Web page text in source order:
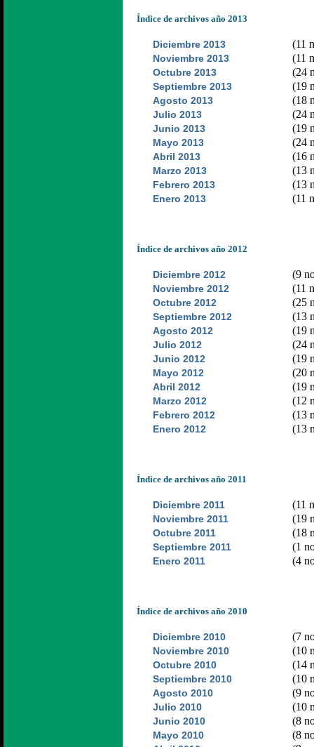
Índice de archivos año 2013
Diciembre 2013 (11
Noviembre 2013 (11
Octubre 2013 (24
Septiembre 2013 (19
Agosto 2013 (18
Julio 2013 (24
Junio 2013 (19
Mayo 2013 (24
Abril 2013 (16
Marzo 2013 (13
Febrero 2013 (13
Enero 2013 (11
Índice de archivos año 2012
Diciembre 2012 (9
Noviembre 2012 (11
Octubre 2012 (25
Septiembre 2012 (13
Agosto 2012 (19
Julio 2012 (24
Junio 2012 (19
Mayo 2012 (20
Abril 2012 (19
Marzo 2012 (12
Febrero 2012 (13
Enero 2012 (13
Índice de archivos año 2011
Diciembre 2011 (11
Noviembre 2011 (19
Octubre 2011 (18
Septiembre 2011 (1
Enero 2011 (4
Índice de archivos año 2010
Diciembre 2010 (7
Noviembre 2010 (10
Octubre 2010 (14
Septiembre 2010 (10
Agosto 2010 (9
Julio 2010 (10
Junio 2010 (8
Mayo 2010 (8